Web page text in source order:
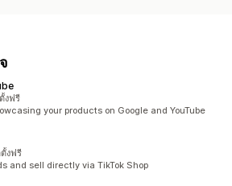
งฟรี
your products on Google and YouTube
งฟรี
and sell directly via TikTok Shop